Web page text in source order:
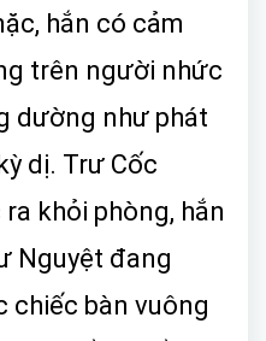
hắn có cảm
trên người nhức
dường như phát
dị. Trư Cốc
khỏi phòng, hắn
Nguyệt đang
chiếc bàn vuông